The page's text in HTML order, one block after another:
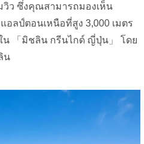
ว ซึ่งคุณสามารถมองเห็น
อลป์ตอนเหนือที่สูง 3,000 เมตร
「มิชลิน กรีนไกด์ ญี่ปุ่น」 โดย
น